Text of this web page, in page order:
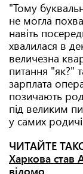
"Тому
не могла
навіть
хвалилася в
величезна
питання "як?"
зарплата
позичають
під великим
у самих
ЧИТАЙТЕ
Харкова став
відомо